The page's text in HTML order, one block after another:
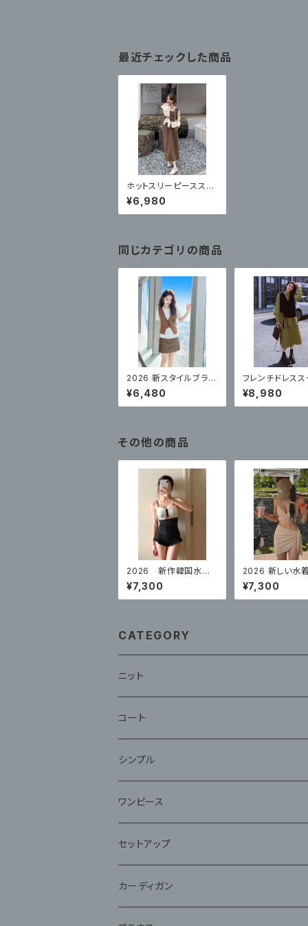
最近チェックした商品
ホットスリーピーススー
ツスカート
¥6,980
同じカテゴリの商品
2026 新スタイルブラウ
ンニットベストトップ フ
ェイクレザースカート
¥6,480
フレンチドレス
ハイエンドシャ
スーツベスト 2
¥8,980
その他の商品
2026 新作韓国水
着 2トーンスタイル
体型カバー
¥7,300
2026 新しい水
のビキニセクシ
ーピース
¥7,300
CATEGORY
ニット
コート
ファー
シンプル
ワンピース
セットアップ
ジャケット
カーディガン